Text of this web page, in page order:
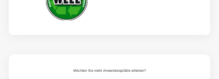
Möchten Sie mehr Anwendungsfälle erfahren?